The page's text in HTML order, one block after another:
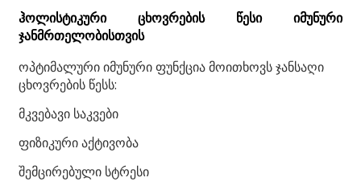
ჰოლისტიკური ცხოვრების წესი იმუნური
ჯანმრთელობისთვის
ოპტიმალური იმუნური ფუნქცია მოითხოვს ჯანსაღი
ცხოვრების წესს:
მკვებავი საკვები
ფიზიკური აქტივობა
შემცირებული სტრესი